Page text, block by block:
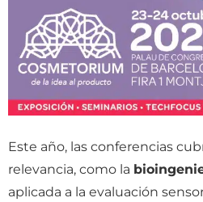
Este año, las conferencias
relevancia, como la
aplicada a la evaluación